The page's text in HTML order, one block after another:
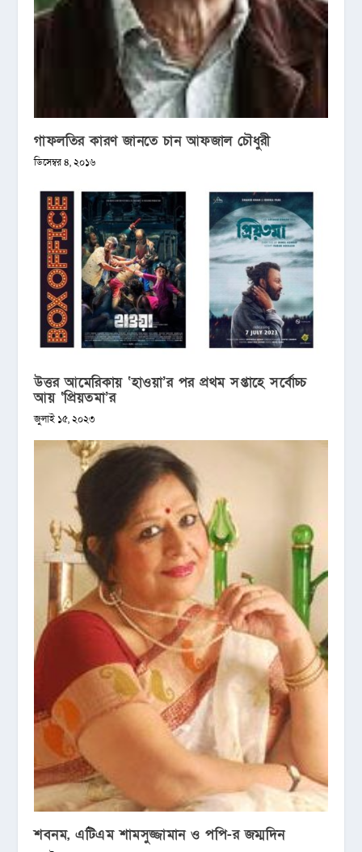
গাফলতির কারণ জানতে চান আফজাল চৌধুরী
ডিসেম্বর ৪, ২০১৬
উত্তর আমেরিকায় ‘হাওয়া’র পর প্রথম সপ্তাহে সর্বোচ্চ
আয় ‘প্রিয়তমা’র
জুলাই ১৫, ২০২৩
শবনম, এটিএম শামসুজ্জামান ও পপি-র জম্মদিন